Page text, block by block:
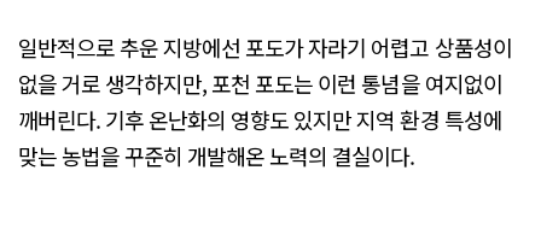
일반적으로 추운 지방에선 포도가 자라기 어렵고 상품성이
없을 거로 생각하지만, 포천 포도는 이런 통념을 여지없이
깨버린다. 기후 온난화의 영향도 있지만 지역 환경 특성에
맞는 농법을 꾸준히 개발해온 노력의 결실이다.